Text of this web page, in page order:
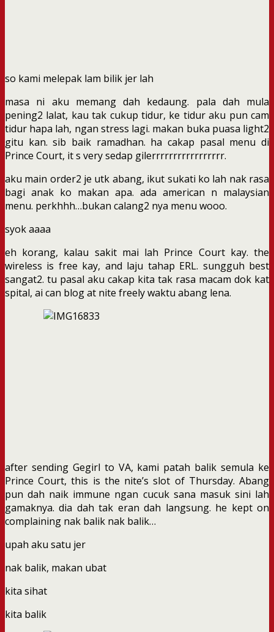
so kami melepak lam bilik jer lah
masa ni aku memang dah kedaung. pala dah mula
pening2 lalat, kau tak cukup tidur, ke tidur aku pun cam
tidur hapa lah, ngan stress lagi. makan buka puasa light2
gitu kan. sib baik ramadhan. ha cakap pasal menu di
Prince Court, it s very sedap gilerrrrrrrrrrrrrrrrr.
aku main order2 je utk abang, ikut sukati ko lah nak rasa
bagi anak ko makan apa. ada american n malaysian
menu. perkhhh…bukan calang2 nya menu wooo.
syok aaaa
eh korang, kalau sakit mai lah Prince Court kay. the
wireless is free kay, and laju tahap ERL. sungguh best
sangat2. tu pasal aku cakap kita tak rasa macam dok kat
spital, ai can blog at nite freely waktu abang lena.
after sending Gegirl to VA, kami patah balik semula ke
Prince Court, this is the nite’s slot of Thursday. Abang
pun dah naik immune ngan cucuk sana masuk sini lah
gamaknya. dia dah tak eran dah langsung. he kept on
complaining nak balik nak balik…
upah aku satu jer
nak balik, makan ubat
kita sihat
kita balik